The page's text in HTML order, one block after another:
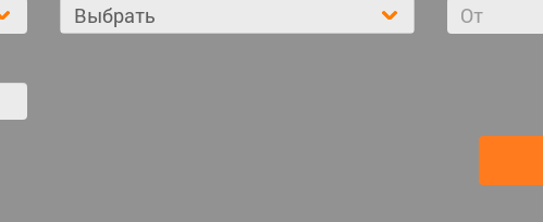
Выбрать